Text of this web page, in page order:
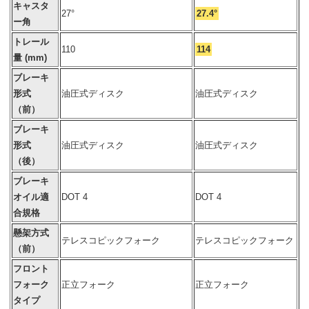
キャスタ
ー角
27° 27.4°
トレール
量 (mm)
110 114
ブレーキ
形式
（前）
油圧式ディスク 油圧式ディスク
ブレーキ
形式
（後）
油圧式ディスク 油圧式ディスク
ブレーキ
オイル適
合規格
DOT 4 DOT 4
懸架方式
（前）
テレスコピックフォーク テレスコピックフォーク
フロント
フォーク
タイプ
正立フォーク 正立フォーク